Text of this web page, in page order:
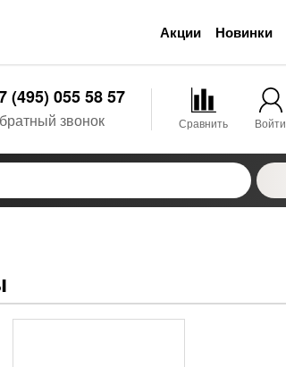
Акции Новинки
(495) 055 58 57
звонок Сравнить Войти